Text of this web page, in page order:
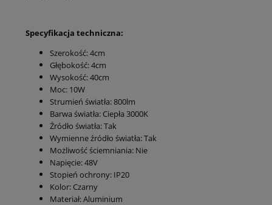
Specyfikacja techniczna:
Szerokość: 4cm
Głębokość: 4cm
Wysokość: 40cm
Moc: 10W
Strumień światła: 800lm
Barwa światła: Ciepła 3000K
Źródło światła: Tak
Wymienne źródło światła: Tak
Możliwość ściemniania: Nie
Napięcie: 48V
Stopień ochrony: IP20
Kolor: Czarny
Materiał: Aluminium